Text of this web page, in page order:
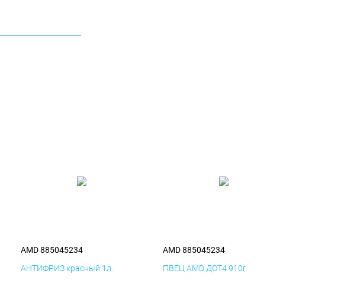
AMD 885045234
АНТИФРИЗ красный 1л.
AMD 885045234
ПВЕЦ AMD ДОТ4 910г